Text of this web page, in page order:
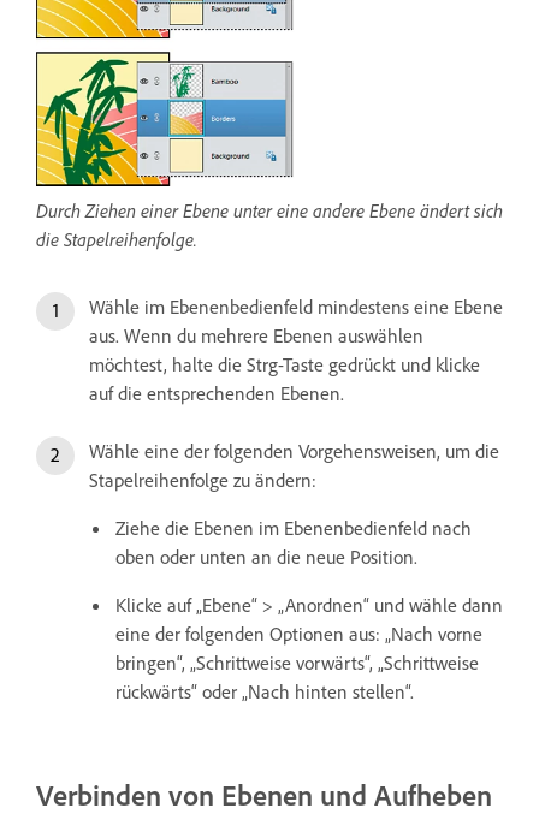
Durch Ziehen einer Ebene unter eine andere Ebene ändert sich
die Stapelreihenfolge.
Wähle im Ebenenbedienfeld mindestens eine Ebene
aus. Wenn du mehrere Ebenen auswählen
möchtest, halte die Strg-Taste gedrückt und klicke
auf die entsprechenden Ebenen.
Wähle eine der folgenden Vorgehensweisen, um die
Stapelreihenfolge zu ändern:
Ziehe die Ebenen im Ebenenbedienfeld nach
oben oder unten an die neue Position.
Klicke auf „Ebene“ > „Anordnen“ und wähle dann
eine der folgenden Optionen aus: „Nach vorne
bringen“, „Schrittweise vorwärts“, „Schrittweise
rückwärts“ oder „Nach hinten stellen“.
Verbinden von Ebenen und Aufheben